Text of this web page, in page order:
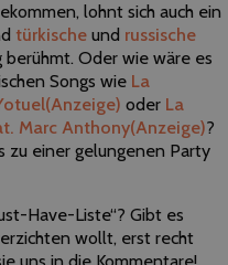
lohnt sich auch ein
türkische und russische
Oder wie wäre es
Songs wie La
(Anzeige) oder La
Marc Anthony(Anzeige)?
zu einer gelungenen Party
Have-Liste“? Gibt es
wollt, erst recht